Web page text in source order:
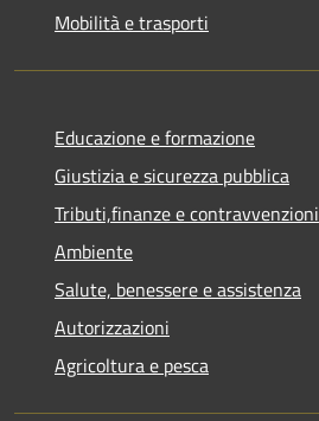
Mobilità e trasporti
Educazione e formazione
Giustizia e sicurezza pubblica
Tributi,finanze e contravvenzioni
Ambiente
Salute, benessere e assistenza
Autorizzazioni
Agricoltura e pesca